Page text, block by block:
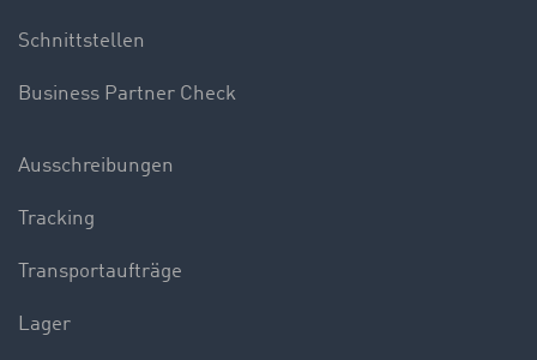
Schnittstellen
Business Partner Check
Ausschreibungen
Tracking
Transportaufträge
Lager